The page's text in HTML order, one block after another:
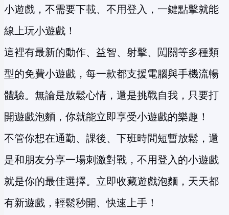
小遊戲，不需要下載、不用登入，一鍵點擊就能
線上玩小遊戲！
這裡有最新的動作、益智、射擊、闖關等多種類
型的免費小遊戲，每一款都支援電腦與手機流暢
體驗。無論是放鬆心情，還是挑戰自我，只要打
開遊戲泡麵，你就能立即享受小遊戲的樂趣！
不管你想在通勤、課後、下班時間短暫放鬆，還
是和朋友分享一場刺激對戰，不用登入的小遊戲
就是你的最佳選擇。立即收藏遊戲泡麵，天天都
有新遊戲，輕鬆秒開、快速上手！